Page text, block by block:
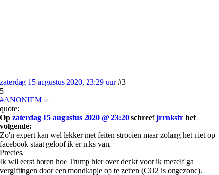
zaterdag 15 augustus 2020, 23:29 uur #3
5
#ANONIEM
quote:
Op zaterdag 15 augustus 2020 @ 23:20 schreefjrrnkstr het
volgende:
Zo'n expert kan wel lekker met feiten strooien maar zolang het niet op
facebook staat geloof ik er niks van.
Precies.
Ik wil eerst horen hoe Trump hier over denkt voor ik mezelf ga
vergiftingen door een mondkapje op te zetten (CO2 is ongezond).